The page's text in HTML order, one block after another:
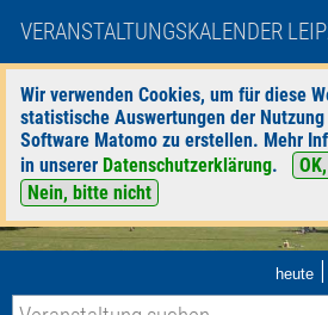
VERANSTALTUNGSKALENDER
Wir verwenden Cookies, um für diese
statistische Auswertungen der
Software Matomo zu erstellen. Mehr
in unserer Datenschutzerklärung.
Nein, bitte nicht
heute |